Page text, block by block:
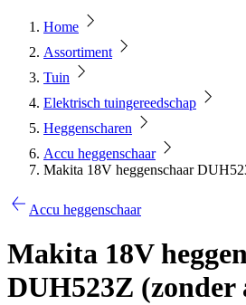
Home
Assortiment
Tuin
Elektrisch tuingereedschap
Heggenscharen
Accu heggenschaar
Makita 18V heggenschaar
Accu heggenschaar
Makita 18V
DUH523Z (zonder